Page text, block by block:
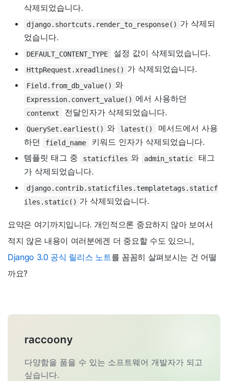
삭제되었습니다.
django.shortcuts.render_to_response() 가 삭제되
었습니다.
DEFAULT_CONTENT_TYPE 설정 값이 삭제되었습니다.
HttpRequest.xreadlines() 가 삭제되었습니다.
Field.from_db_value() 와
Expression.convert_value() 에서 사용하던
contenxt 전달인자가 삭제되었습니다.
QuerySet.earliest() 와 latest()
메서드에서 사용
하던
field_name
키워드 인자가 삭제되었습니다.
템플릿 태그 중
staticfiles 와 admin_static
태그
가 삭제되었습니다.
django.contrib.staticfiles.templatetags.staticf
iles.static() 가 삭제되었습니다.
요약은 여기까지입니다. 개인적으론 중요하지 않아 보여서
적지 않은 내용이 여러분에겐 더 중요할 수도 있으니,
Django 3.0 공식 릴리스 노트를 꼼꼼히 살펴보시는 건 어떨
까요?
raccoony
다양함을 품을 수 있는 소프트웨어 개발자가 되고
싶습니다.